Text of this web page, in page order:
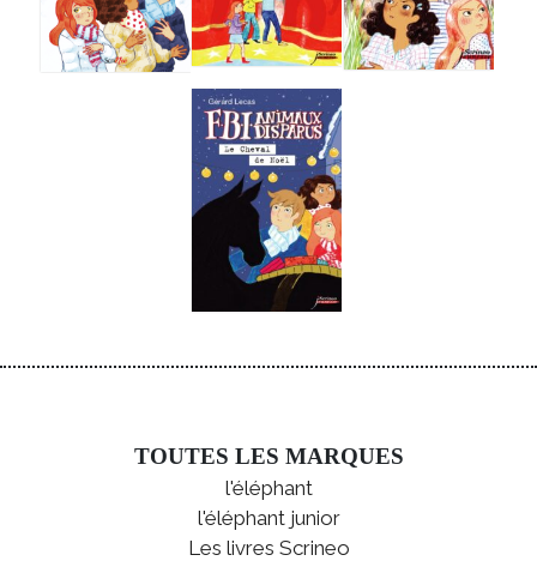
TOUTES LES MARQUES
l'éléphant
l'éléphant junior
Les livres Scrineo